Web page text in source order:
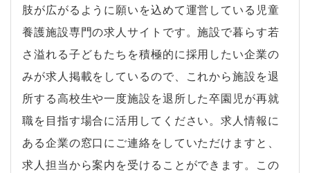
肢が広がるように願いを込めて運営している児童
養護施設専門の求人サイトです。施設で暮らす若
さ溢れる子どもたちを積極的に採用したい企業の
みが求人掲載をしているので、これから施設を退
所する高校生や一度施設を退所した卒園児が再就
職を目指す場合に活用してください。求人情報に
ある企業の窓口にご連絡をしていただけますと、
求人担当から案内を受けることができます。この